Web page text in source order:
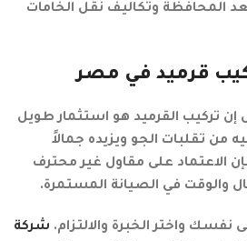
المحافظة وتكاليف نقل الخامات
قرميد في مصر
إن تركيب القرميد هو استثمار طويل
من تقلبات الجو ويزيده جمالاً
الاعتماد على مقاول غير محترف
والوقت في الصيانة المستمرة.
واختر الخبرة والالتزام. شركة